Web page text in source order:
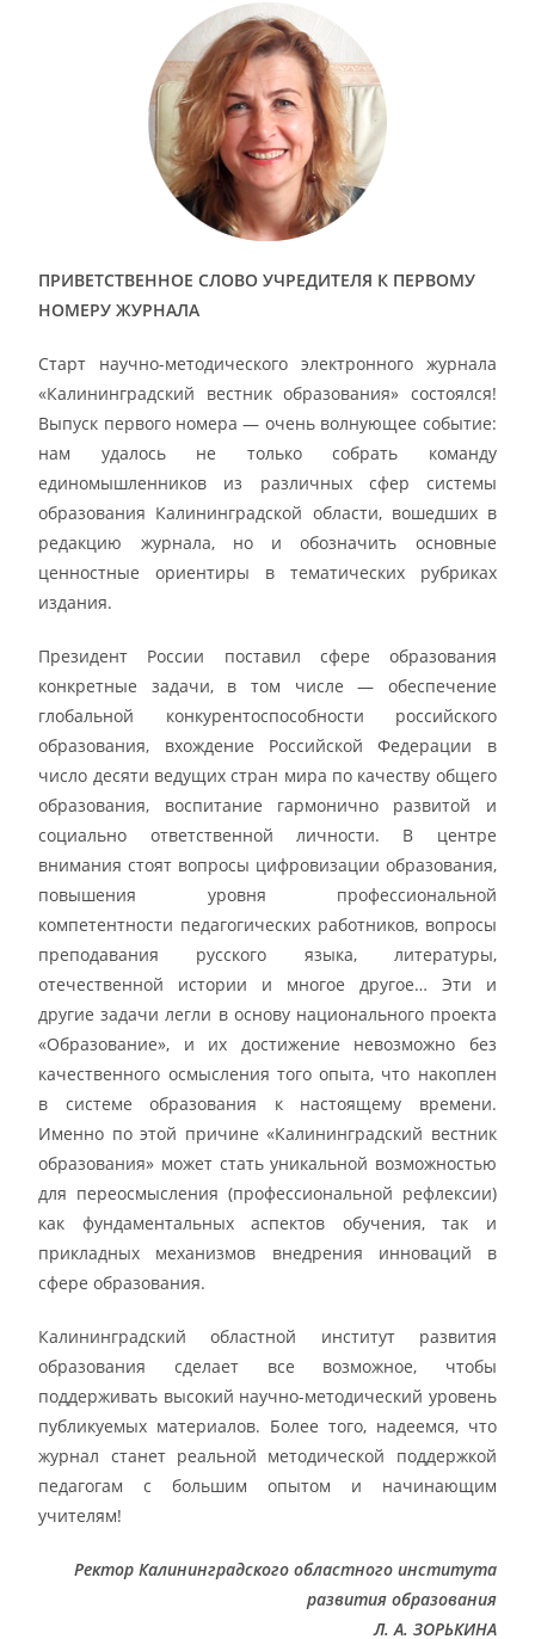
ПРИВЕТСТВЕННОЕ СЛОВО УЧРЕДИТЕЛЯ К ПЕРВОМУ
НОМЕРУ ЖУРНАЛА
Старт научно-методического электронного журнала
«Калининградский вестник образования» состоялся!
Выпуск первого номера — очень волнующее событие:
нам удалось не только собрать команду
единомышленников из различных сфер системы
образования Калининградской области, вошедших в
редакцию журнала, но и обозначить основные
ценностные ориентиры в тематических рубриках
издания.
Президент России поставил сфере образования
конкретные задачи, в том числе — обеспечение
глобальной конкурентоспособности российского
образования, вхождение Российской Федерации в
число десяти ведущих стран мира по качеству общего
образования, воспитание гармонично развитой и
социально ответственной личности. В центре
внимания стоят вопросы цифровизации образования,
повышения уровня профессиональной
компетентности педагогических работников, вопросы
преподавания русского языка, литературы,
отечественной истории и многое другое… Эти и
другие задачи легли в основу национального проекта
«Образование», и их достижение невозможно без
качественного осмысления того опыта, что накоплен
в системе образования к настоящему времени.
Именно по этой причине «Калининградский вестник
образования» может стать уникальной возможностью
для переосмысления (профессиональной рефлексии)
как фундаментальных аспектов обучения, так и
прикладных механизмов внедрения инноваций в
сфере образования.
Калининградский областной институт развития
образования сделает все возможное, чтобы
поддерживать высокий научно-методический уровень
публикуемых материалов. Более того, надеемся, что
журнал станет реальной методической поддержкой
педагогам с большим опытом и начинающим
учителям!
Ректор Калининградского областного института
развития образования
Л. А. ЗОРЬКИНА